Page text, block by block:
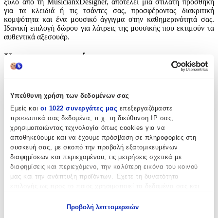
Υπεύθυνη χρήση των δεδομένων σας
Εμείς και οι 1022 συνεργάτες μας επεξεργαζόμαστε
προσωπικά σας δεδομένα, π.χ. τη διεύθυνση IP σας,
χρησιμοποιώντας τεχνολογία όπως cookies για να
αποθηκεύουμε και να έχουμε πρόσβαση σε πληροφορίες στη
συσκευή σας, με σκοπό την προβολή εξατομικευμένων
διαφημίσεων και περιεχομένου, τις μετρήσεις σχετικά με
διαφημίσεις και περιεχόμενο, την καλύτερη εικόνα του κοινού
μας και την ανάπτυξη προϊόντων. Έχετε τη δυνατότητα
Προβολή λεπτομερειών
ξύλο από τη MusicianxDesigner, αποτελεί μια στιλάτη προσθήκη
για τα κλειδιά ή τις τσάντες σας, προσφέροντας διακριτική
κομψότητα και ένα μουσικό άγγιγμα στην καθημερινότητά σας.
Ιδανική επιλογή δώρου για λάτρεις της μουσικής που εκτιμούν τα
αυθεντικά αξεσουάρ.
Χαρακτηριστικά
Θέμα:
Music Lovers
Τύπος:
Μπρελόκ
Υλικό:
Ξύλινο
με Led:
Όχι